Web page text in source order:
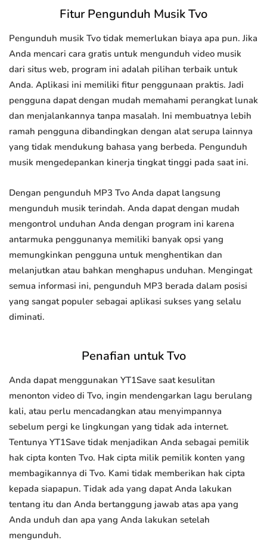
Fitur Pengunduh Musik Tvo
Pengunduh musik Tvo tidak memerlukan biaya apa pun. Jika
Anda mencari cara gratis untuk mengunduh video musik
dari situs web, program ini adalah pilihan terbaik untuk
Anda. Aplikasi ini memiliki fitur penggunaan praktis. Jadi
pengguna dapat dengan mudah memahami perangkat lunak
dan menjalankannya tanpa masalah. Ini membuatnya lebih
ramah pengguna dibandingkan dengan alat serupa lainnya
yang tidak mendukung bahasa yang berbeda. Pengunduh
musik mengedepankan kinerja tingkat tinggi pada saat ini.
Dengan pengunduh MP3 Tvo Anda dapat langsung
mengunduh musik terindah. Anda dapat dengan mudah
mengontrol unduhan Anda dengan program ini karena
antarmuka penggunanya memiliki banyak opsi yang
memungkinkan pengguna untuk menghentikan dan
melanjutkan atau bahkan menghapus unduhan. Mengingat
semua informasi ini, pengunduh MP3 berada dalam posisi
yang sangat populer sebagai aplikasi sukses yang selalu
diminati.
Penafian untuk Tvo
Anda dapat menggunakan YT1Save saat kesulitan
menonton video di Tvo, ingin mendengarkan lagu berulang
kali, atau perlu mencadangkan atau menyimpannya
sebelum pergi ke lingkungan yang tidak ada internet.
Tentunya YT1Save tidak menjadikan Anda sebagai pemilik
hak cipta konten Tvo. Hak cipta milik pemilik konten yang
membagikannya di Tvo. Kami tidak memberikan hak cipta
kepada siapapun. Tidak ada yang dapat Anda lakukan
tentang itu dan Anda bertanggung jawab atas apa yang
Anda unduh dan apa yang Anda lakukan setelah
mengunduh.